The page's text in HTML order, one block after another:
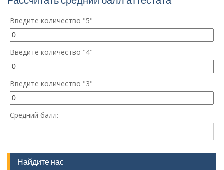
Введите количество "5"
Введите количество "4"
Введите количество "3"
Средний балл:
Найдите нас